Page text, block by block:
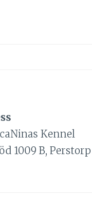
Kennel
1009 B, Perstorp